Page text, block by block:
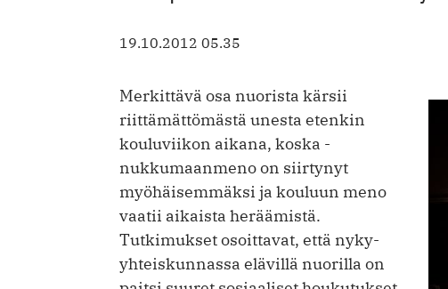
19.10.2012 05.35
Merkittävä osa nuorista kärsii
riittämättömästä unesta etenkin
kouluviikon aikana, koska ­
nukkumaanmeno on siirtynyt
myöhäisemmäksi ja kouluun meno
vaatii aikaista heräämistä.
Tutkimukset osoittavat, että nyky-
yhteiskunnassa elävillä nuorilla on